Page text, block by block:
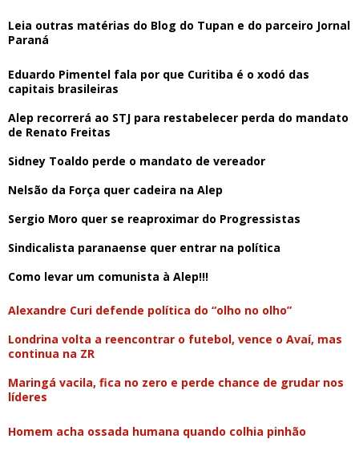
Leia outras matérias do Blog do Tupan e do parceiro Jornal
Paraná
Eduardo Pimentel fala por que Curitiba é o xodó das
capitais brasileiras
Alep recorrerá ao STJ para restabelecer perda do mandato
de Renato Freitas
Sidney Toaldo perde o mandato de vereador
Nelsão da Força quer cadeira na Alep
Sergio Moro quer se reaproximar do Progressistas
Sindicalista paranaense quer entrar na política
Como levar um comunista à Alep!!!
Alexandre Curi defende política do “olho no olho”
Londrina volta a reencontrar o futebol, vence o Avaí, mas
continua na ZR
Maringá vacila, fica no zero e perde chance de grudar nos
líderes
Homem acha ossada humana quando colhia pinhão